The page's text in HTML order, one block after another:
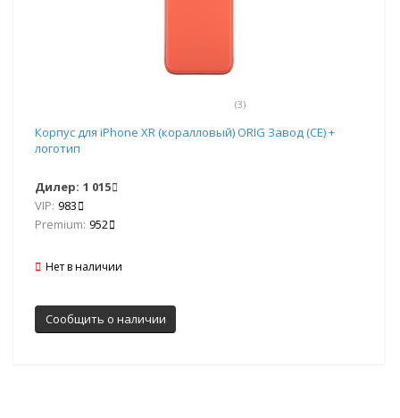
(3)
Корпус для iPhone XR (коралловый) ORIG Завод (CE) +
логотип
Дилер: 1 015
VIP: 983
Premium: 952
Нет в наличии
Сообщить о наличии